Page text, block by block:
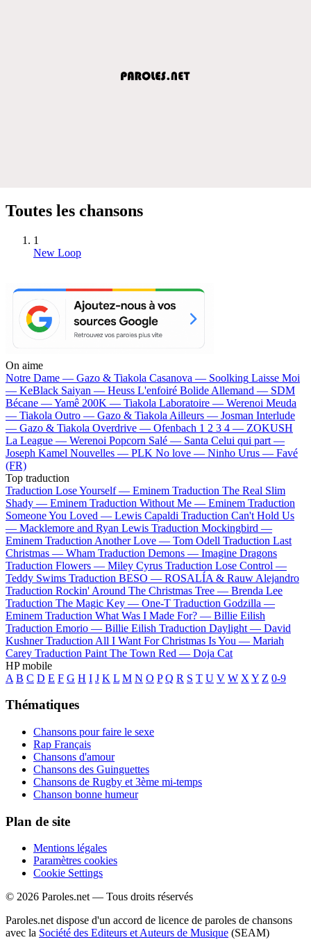
Toutes les chansons
1
New Loop
On aime
Notre Dame — Gazo & Tiakola Casanova — Soolking Laisse Moi
— KeBlack Saiyan — Heuss L'enfoiré Bolide Allemand — SDM
Bécane —Yamê 200K — Tiakola Laboratoire — Werenoi Meuda
— Tiakola Outro — Gazo & Tiakola Ailleurs — Josman Interlude
— Gazo & Tiakola Overdrive — Ofenbach 1 2 3 4 — ZOKUSH
La League — Werenoi Popcorn Salé — Santa Celui qui part —
Joseph Kamel Nouvelles — PLK No love — Ninho Urus — Favé
(FR)
Top traduction
Traduction Lose Yourself — Eminem Traduction The Real Slim
Shady — Eminem Traduction Without Me — Eminem Traduction
Someone You Loved — Lewis Capaldi Traduction Can't Hold Us
— Macklemore and Ryan Lewis Traduction Mockingbird —
Eminem Traduction Another Love — Tom Odell Traduction Last
Christmas — Wham Traduction Demons — Imagine Dragons
Traduction Flowers — Miley Cyrus Traduction Lose Control —
Teddy Swims Traduction BESO — ROSALÍA & Rauw Alejandro
Traduction Rockin' Around The Christmas Tree — Brenda Lee
Traduction The Magic Key — One-T Traduction Godzilla —
Eminem Traduction What Was I Made For? — Billie Eilish
Traduction Emorio — Billie Eilish Traduction Daylight — David
Kushner Traduction All I Want For Christmas Is You — Mariah
Carey Traduction Paint The Town Red — Doja Cat
HP mobile
A B C D E F G H I J K L M N O P Q R S T U V W X Y Z 0-9
Thématiques
Chansons pour faire le sexe
Rap Français
Chansons d'amour
Chansons des Guinguettes
Chansons de Rugby et 3ème mi-temps
Chanson bonne humeur
Plan de site
Mentions légales
Paramètres cookies
Cookie Settings
© 2026 Paroles.net — Tous droits réservés
Paroles.net dispose d'un accord de licence de paroles de chansons
avec la Société des Editeurs et Auteurs de Musique (SEAM)